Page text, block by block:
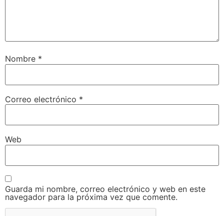
Nombre *
Correo electrónico *
Web
Guarda mi nombre, correo electrónico y web en este
navegador para la próxima vez que comente.